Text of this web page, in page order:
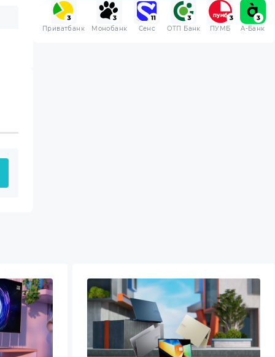
Приватбанк Монобанк Сенс ОТП Банк ПУМБ A-Банк